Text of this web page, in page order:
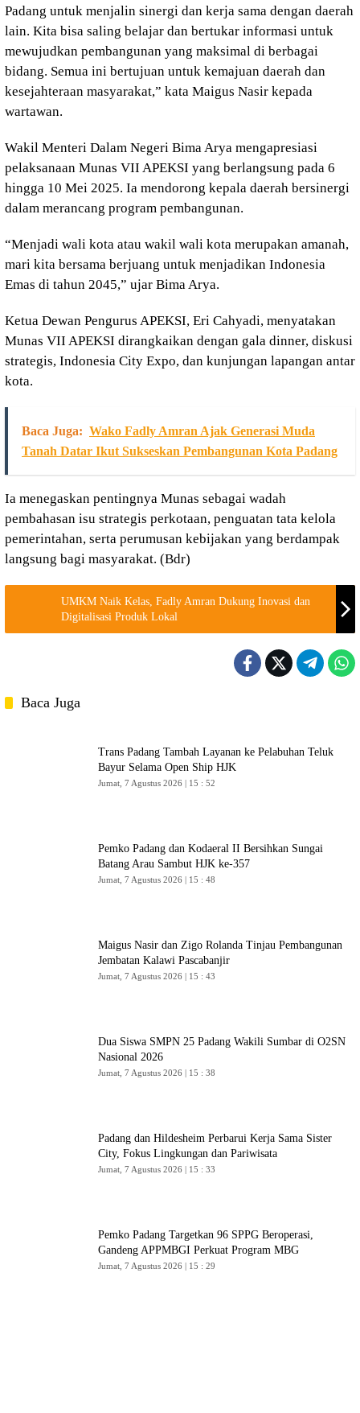
Padang untuk menjalin sinergi dan kerja sama dengan daerah
lain. Kita bisa saling belajar dan bertukar informasi untuk
mewujudkan pembangunan yang maksimal di berbagai
bidang. Semua ini bertujuan untuk kemajuan daerah dan
kesejahteraan masyarakat,” kata Maigus Nasir kepada
wartawan.
Wakil Menteri Dalam Negeri Bima Arya mengapresiasi
pelaksanaan Munas VII APEKSI yang berlangsung pada 6
hingga 10 Mei 2025. Ia mendorong kepala daerah bersinergi
dalam merancang program pembangunan.
“Menjadi wali kota atau wakil wali kota merupakan amanah,
mari kita bersama berjuang untuk menjadikan Indonesia
Emas di tahun 2045,” ujar Bima Arya.
Ketua Dewan Pengurus APEKSI, Eri Cahyadi, menyatakan
Munas VII APEKSI dirangkaikan dengan gala dinner, diskusi
strategis, Indonesia City Expo, dan kunjungan lapangan antar
kota.
Baca Juga: Wako Fadly Amran Ajak Generasi Muda
Tanah Datar Ikut Sukseskan Pembangunan Kota Padang
Ia menegaskan pentingnya Munas sebagai wadah
pembahasan isu strategis perkotaan, penguatan tata kelola
pemerintahan, serta perumusan kebijakan yang berdampak
langsung bagi masyarakat. (Bdr)
UMKM Naik Kelas, Fadly Amran Dukung Inovasi dan
Digitalisasi Produk Lokal
Baca Juga
Trans Padang Tambah Layanan ke Pelabuhan Teluk
Bayur Selama Open Ship HJK
Jumat, 7 Agustus 2026 | 15 : 52
Pemko Padang dan Kodaeral II Bersihkan Sungai
Batang Arau Sambut HJK ke-357
Jumat, 7 Agustus 2026 | 15 : 48
Maigus Nasir dan Zigo Rolanda Tinjau Pembangunan
Jembatan Kalawi Pascabanjir
Jumat, 7 Agustus 2026 | 15 : 43
Dua Siswa SMPN 25 Padang Wakili Sumbar di O2SN
Nasional 2026
Jumat, 7 Agustus 2026 | 15 : 38
Padang dan Hildesheim Perbarui Kerja Sama Sister
City, Fokus Lingkungan dan Pariwisata
Jumat, 7 Agustus 2026 | 15 : 33
Pemko Padang Targetkan 96 SPPG Beroperasi,
Gandeng APPMBGI Perkuat Program MBG
Jumat, 7 Agustus 2026 | 15 : 29